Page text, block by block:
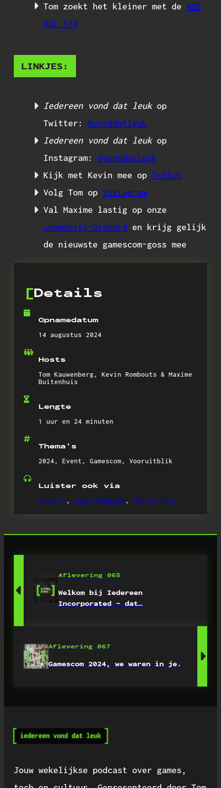
Tom zoekt het kleiner met de ROG
NUC 970
LINKJES:
Iedereen vond dat leukop
Twitter: @vonddatleuk
Iedereen vond dat leukop
Instagram: @vonddatleuk
Kijk met Kevin mee op Twitch
Volg Tom op Instagram
Val Maxime lastig op onze
community-Discord en krijg gelijk
de nieuwste gamescom-goss mee
Details
Opnamedatum
14 augustus 2024
Hosts
Tom Kauwenberg, Kevin Rombouts & Maxime
Buitenhuis
Lengte
1 uur en 24 minuten
Thema's
2024, Event, Gamescom, Vooruitblik
Luister ook via
Spotify, Apple Podcast, Pocket Cast
Aflevering 065
Welkom bij Iedereen
Incorporated – dat…
Aflevering 067
Gamescom 2024, we waren in je.
Jouw wekelijkse podcast over games,